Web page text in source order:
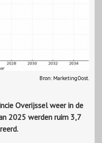
Bron: MarketingOost.
Overijssel weer in de
2025 werden ruim 3,7